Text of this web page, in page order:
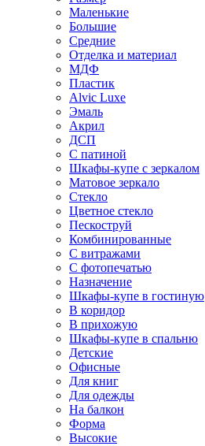
Маленькие
Большие
Средние
Отделка и материал
МДФ
Пластик
Alvic Luxe
Эмаль
Акрил
ДСП
С патиной
Шкафы-купе с зеркалом
Матовое зеркало
Стекло
Цветное стекло
Пескоструй
Комбинированные
С витражами
С фотопечатью
Назначение
Шкафы-купе в гостиную
В коридор
В прихожую
Шкафы-купе в спальню
Детские
Офисные
Для книг
Для одежды
На балкон
Форма
Высокие